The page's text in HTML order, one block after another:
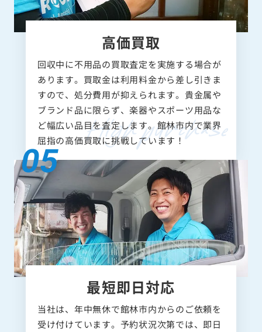
高価買取
回収中に不用品の買取査定を実施する場合が
あります。買取金は利用料金から差し引きま
すので、処分費用が抑えられます。貴金属や
ブランド品に限らず、楽器やスポーツ用品な
ど幅広い品目を査定します。館林市内で業界
屈指の高価買取に挑戦しています！
最短即日対応
当社は、年中無休で館林市内からのご依頼を
受け付けています。予約状況次第では、即日